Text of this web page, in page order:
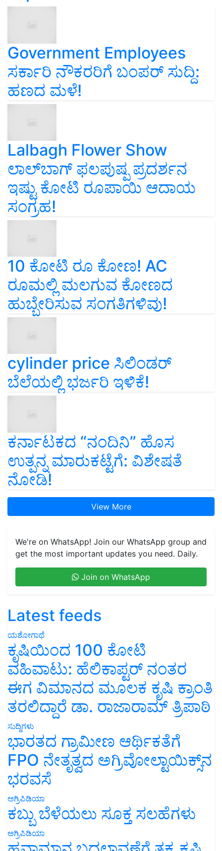
Government Employees
ಸರ್ಕಾರಿ ನೌಕರರಿಗೆ ಬಂಪರ್‌ ಸುದ್ದಿ:
ಹಣದ ಮಳೆ!
Lalbagh Flower Show
ಲಾಲ್‌ಬಾಗ್ ಫಲಪುಷ್ಪ ಪ್ರದರ್ಶನ
ಇಷ್ಟು ಕೋಟಿ ರೂಪಾಯಿ ಆದಾಯ
ಸಂಗ್ರಹ!
10 ಕೋಟಿ ರೂ ಕೋಣ! AC
ರೂಮಲ್ಲಿ ಮಲಗುವ ಕೋಣದ
ಹುಬ್ಬೇರಿಸುವ ಸಂಗತಿಗಳಿವು!
cylinder price ಸಿಲಿಂಡರ್‌
ಬೆಲೆಯಲ್ಲಿ ಭರ್ಜರಿ ಇಳಿಕೆ!
ಕರ್ನಾಟಕದ “ನಂದಿನಿ” ಹೊಸ
ಉತ್ಪನ್ನ ಮಾರುಕಟ್ಟೆಗೆ: ವಿಶೇಷತೆ
ನೋಡಿ!
get the most important updates you need. Daily.
ಯಶೋಗಾಥೆ
ಕೃಷಿಯಿಂದ 100 ಕೋಟಿ
ವಹಿವಾಟು: ಹೆಲಿಕಾಪ್ಟರ್ ನಂತರ
ಈಗ ವಿಮಾನದ ಮೂಲಕ ಕೃಷಿ ಕ್ರಾಂತಿ
ತರಲಿದ್ದಾರೆ ಡಾ. ರಾಜಾರಾಮ್ ತ್ರಿಪಾಠಿ
ಸುದ್ದಿಗಳು
ಭಾರತದ ಗ್ರಾಮೀಣ ಆರ್ಥಿಕತೆಗೆ
FPO ನೇತೃತ್ವದ ಅಗ್ರಿವೋಲ್ಟಾಯಿಕ್ಸ್‌ನ
ಭರವಸೆ
ಅಗ್ರಿಪಿಡಿಯಾ
ಕಬ್ಬು ಬೆಳೆಯಲು ಸೂಕ್ತ ಸಲಹೆಗಳು
ಅಗ್ರಿಪಿಡಿಯಾ
ಹವಾಮಾನ ಬದಲಾವಣೆಗೆ ತಕ್ಕ ಕೃಷಿ